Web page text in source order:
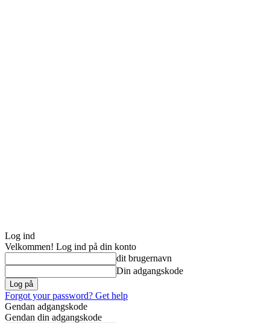
Log ind
Velkommen! Log ind på din konto
dit brugernavn
Din adgangskode
Forgot your password? Get help
Gendan adgangskode
Gendan din adgangskode